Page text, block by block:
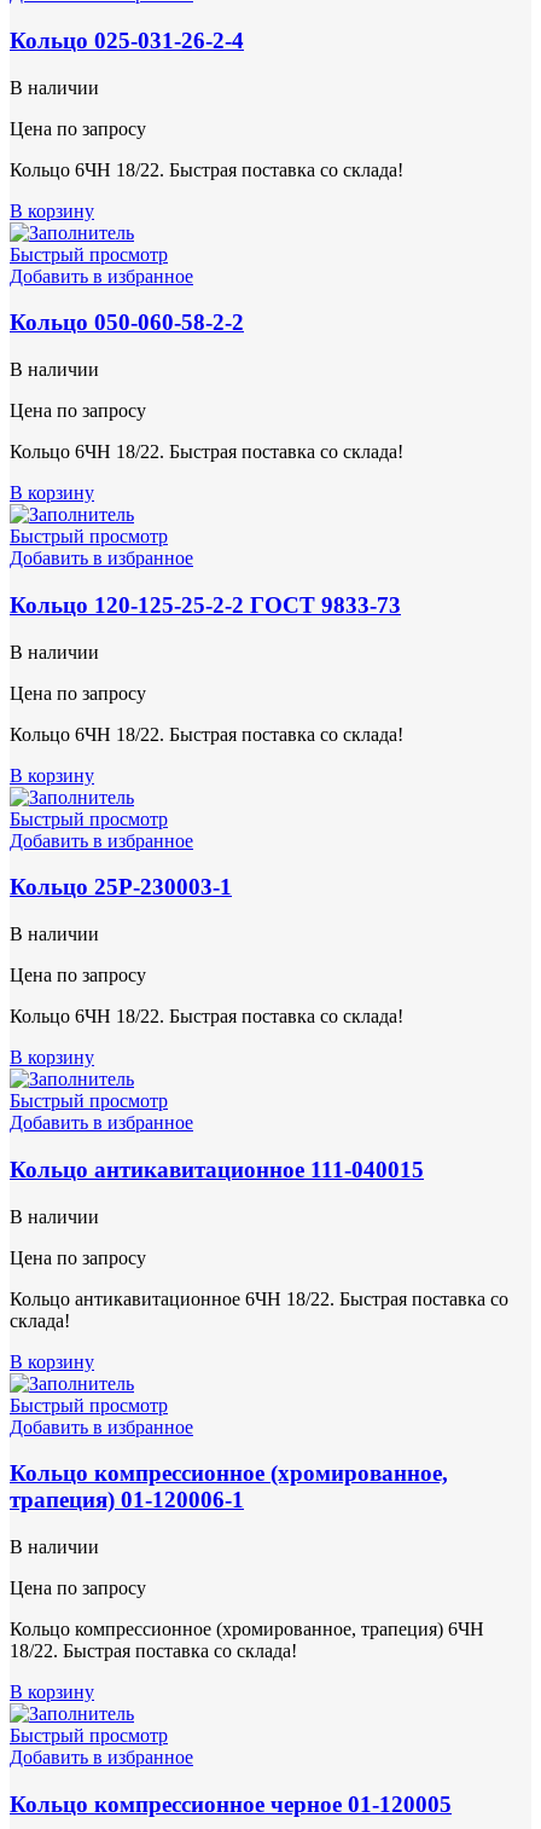
Кольцо 025-031-26-2-4
В наличии
Цена по запросу
Кольцо 6ЧН 18/22. Быстрая поставка со склада!
В корзину
Быстрый просмотр
Добавить в избранное
Кольцо 050-060-58-2-2
В наличии
Цена по запросу
Кольцо 6ЧН 18/22. Быстрая поставка со склада!
В корзину
Быстрый просмотр
Добавить в избранное
Кольцо 120-125-25-2-2 ГОСТ 9833-73
В наличии
Цена по запросу
Кольцо 6ЧН 18/22. Быстрая поставка со склада!
В корзину
Быстрый просмотр
Добавить в избранное
Кольцо 25Р-230003-1
В наличии
Цена по запросу
Кольцо 6ЧН 18/22. Быстрая поставка со склада!
В корзину
Быстрый просмотр
Добавить в избранное
Кольцо антикавитационное 111-040015
В наличии
Цена по запросу
Кольцо антикавитационное 6ЧН 18/22. Быстрая поставка со
склада!
В корзину
Быстрый просмотр
Добавить в избранное
Кольцо компрессионное (хромированное,
трапеция) 01-120006-1
В наличии
Цена по запросу
Кольцо компрессионное (хромированное, трапеция) 6ЧН
18/22. Быстрая поставка со склада!
В корзину
Быстрый просмотр
Добавить в избранное
Кольцо компрессионное черное 01-120005